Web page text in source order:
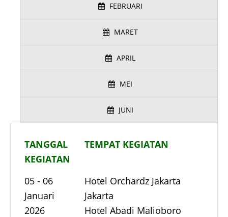
FEBRUARI
MARET
APRIL
MEI
JUNI
TANGGAL
KEGIATAN
TEMPAT KEGIATAN
05 - 06
Januari
2026
Hotel Orchardz Jakarta
Jakarta
Hotel Abadi Malioboro